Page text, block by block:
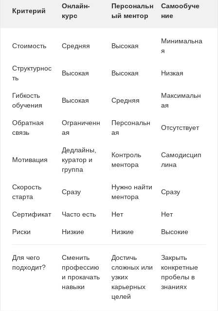
Критерий
Онлайн-
курс
Персональн
ый ментор
Самообуче
ние
Стоимость Средняя Высокая
Минимальна
я
Структурнос
ть
Высокая Высокая Низкая
Гибкость
обучения
Высокая Средняя
Максимальн
ая
Обратная
связь
Ограниченн
ая
Персональн
ая
Отсутствует
Мотивация
Дедлайны,
куратор и
группа
Контроль
ментора
Самодисцип
лина
Скорость
старта
Сразу
Нужно найти
ментора
Сразу
Сертификат Часто есть Нет Нет
Риски Низкие Низкие Высокие
Для чего
подходит?
Сменить
профессию
и прокачать
навыки
Достичь
сложных или
узких
карьерных
целей
Закрыть
конкретные
пробелы в
знаниях